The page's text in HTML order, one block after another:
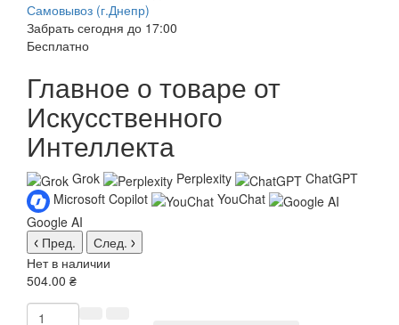
Самовывоз (г.Днепр)
Забрать сегодня до 17:00
Бесплатно
Главное о товаре от
Искусственного
Интеллекта
Grok Perplexity
ChatGPT
Microsoft Copilot
YouChat
Google AI
Пред.
След.
Нет в наличии
504.00 ₴